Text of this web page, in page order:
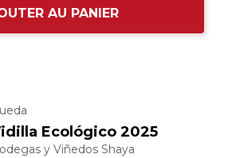
AU PANIER
Ecológico 2025
y Viñedos Shaya